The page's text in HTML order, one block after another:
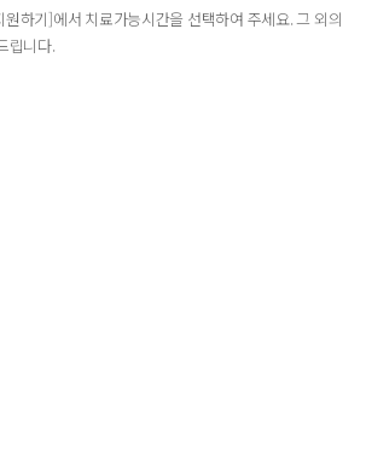
하기]에서 치료가능시간을 선택하여 주세요. 그 외의
립니다.